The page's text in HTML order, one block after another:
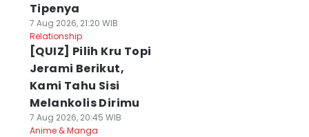
Tipenya
7 Aug 2026, 21:20 WIB
Relationship
[QUIZ] Pilih Kru Topi
Jerami Berikut,
Kami Tahu Sisi
Melankolis Dirimu
7 Aug 2026, 20:45 WIB
Anime & Manga